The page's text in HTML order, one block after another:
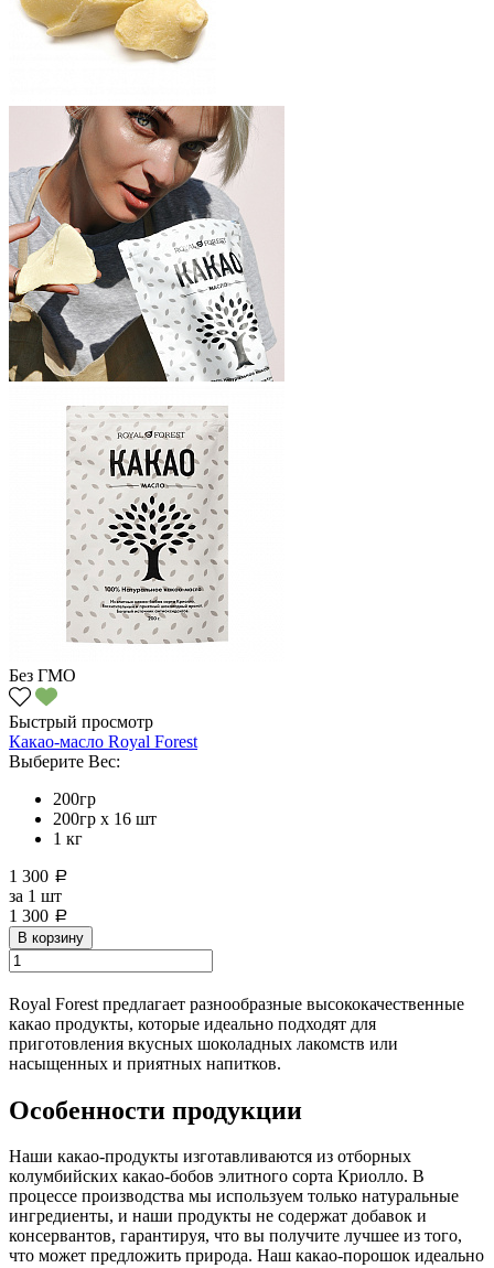
Без ГМО
Быстрый просмотр
Какао-масло Royal Forest
Выберите Вес:
200гр
200гр х 16 шт
1 кг
1 300 a
за 1 шт
1 300 a
В корзину
Royal Forest предлагает разнообразные высококачественные
какао продукты, которые идеально подходят для
приготовления вкусных шоколадных лакомств или
насыщенных и приятных напитков.
Особенности продукции
Наши какао-продукты изготавливаются из отборных
колумбийских какао-бобов элитного сорта Криолло. В
процессе производства мы используем только натуральные
ингредиенты, и наши продукты не содержат добавок и
консервантов, гарантируя, что вы получите лучшее из того,
что может предложить природа. Наш какао-порошок идеально